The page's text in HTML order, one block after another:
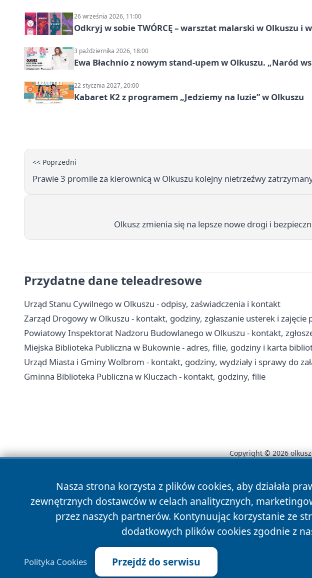
26 września 2026, 11:00
Odkryj w sobie TWÓRCĘ – warsztat malarski w Olkuszu i
3 października 2026, 18:00
Ewa Błachnio z nowym stand-upem w Olkuszu. „Naród
22 stycznia 2027, 20:00
Kabaret K2 z programem „Jedziemy na luzie” w Olkuszu
<< Poprzedni
Prawie 3 promile za kierownicą w Olkuszu kolejny nietrzeźwy
Olkusz zmienia się na lepsze nowe drogi i
Przydatne dane teleadresowe
Urząd Stanu Cywilnego w Olkuszu - odpisy, zaświadczenia i kontakt
Zarząd Drogowy w Olkuszu - kontakt, godziny, zgłaszanie usterek i zajęcie
Powiatowy Inspektorat Nadzoru Budowlanego w Olkuszu - kontakt,
Miejska Biblioteka Publiczna w Bukownie - adres, filie, godziny i karta
Urząd Miasta i Gminy Wolbrom - kontakt, godziny, wydziały i sprawy do
Gminna Biblioteka Publiczna w Kluczach - kontakt, godziny, filie
Nasza strona korzysta z plików cookies, aby działała
zewnętrznych dostawców w celach analitycznych,
przez naszych partnerów. Kontynuując korzystanie ze
dodatkowych plików cookies zgodnie z
Polityka Cookies Przejdź do serwisu
Copyright © 2026
News Autorzy